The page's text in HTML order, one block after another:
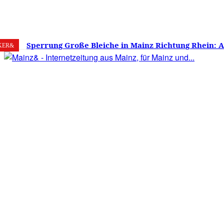
7. August 2026 17.9 Mainz
Sperrung Große Bleiche in Mainz Richtung Rhein:
verwirrt, Mainzer stinksauer – Haben die Mainzer